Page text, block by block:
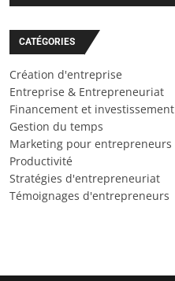
CATÉGORIES
Création d'entreprise
Entreprise & Entrepreneuriat
Financement et investissement
Gestion du temps
Marketing pour entrepreneurs
Productivité
Stratégies d'entrepreneuriat
Témoignages d'entrepreneurs